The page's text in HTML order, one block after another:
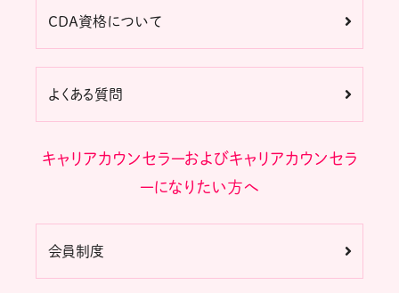
CDA資格について
よくある質問
キャリアカウンセラーおよびキャリアカウンセラ
ーになりたい方へ
会員制度